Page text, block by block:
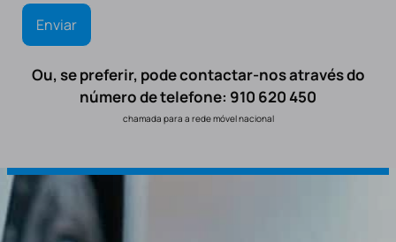
Ou, se preferir, pode contactar-nos através do
número de telefone: 910 620 450
chamada para a rede móvel nacional